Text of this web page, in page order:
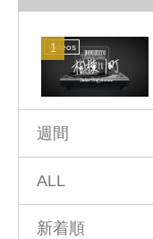
Videos
週間
ALL
新着順